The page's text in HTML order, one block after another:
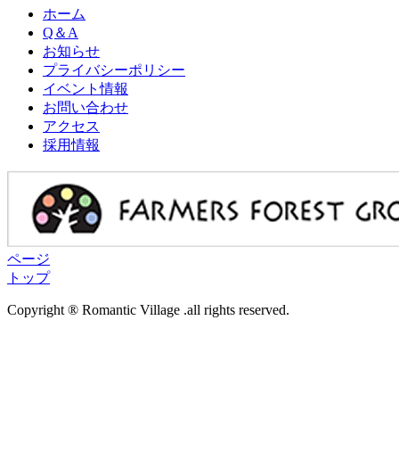
ホーム
Q＆A
お知らせ
プライバシーポリシー
イベント情報
お問い合わせ
アクセス
採用情報
ページ
トップ
Copyright ® Romantic Village .all rights reserved.